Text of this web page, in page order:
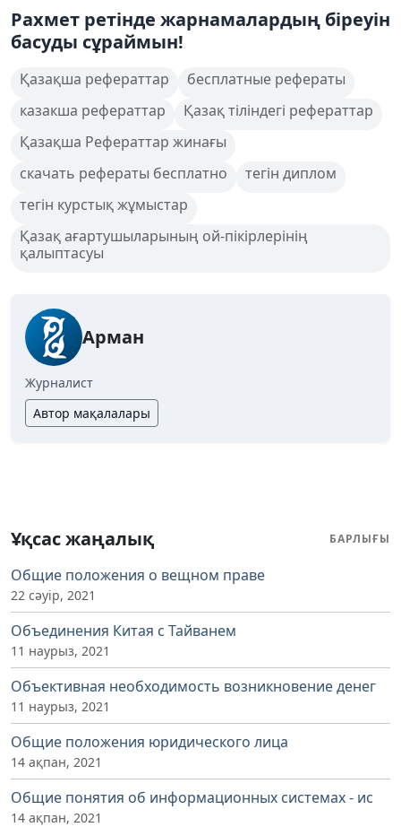
Рахмет ретінде жарнамалардың біреуін
басуды сұраймын!
Қазақша рефераттар
бесплатные рефераты
казакша рефераттар
Қазақ тіліндегі рефераттар
Қазақша Рефераттар жинағы
скачать рефераты бесплатно
тегін диплом
тегін курстық жұмыстар
Қазақ ағартушыларының ой-пікірлерінің
қалыптасуы
Арман
Журналист
Автор мақалалары
Ұқсас жаңалық БАРЛЫҒЫ
Общие положения о вещном праве
22 сәуір, 2021
Объединения Китая с Тайванем
11 наурыз, 2021
Объективная необходимость возникновение денег
11 наурыз, 2021
Общие положения юридического лица
14 ақпан, 2021
Общие понятия об информационных системах - ис
14 ақпан, 2021